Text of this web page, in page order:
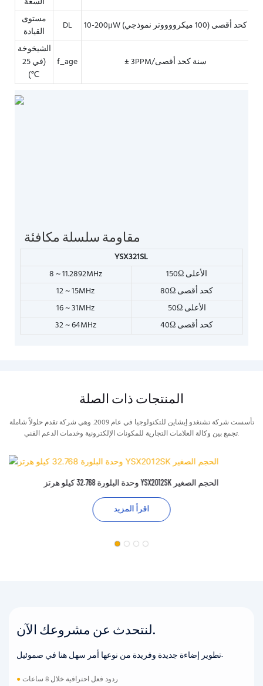
مستوى
القيادة
DL
10-200μW كحد أقصى (100 ميكرووووتر نموذجي)
الشيخوخة
(في 25
℃)
f_age ± 3PPM/سنة كحد أقصى
مقاومة سلسلة مكافئة
YSX321SL
8 ~ 11.2892MHz
150Ω الأعلى
12 ~ 15MHz
80Ω كحد أقصى
16 ~ 31MHz
50Ω الأعلى
32 ~ 64MHz
40Ω كحد أقصى
المنتجات ذات الصلة
تأسست شركة تشنغدو إيشاين للتكنولوجيا في عام 2009. وهي شركة تقدم حلولاً شاملة
تجمع بين وكالة العلامات التجارية للمكونات الإلكترونية وخدمات الدعم الفني.
وحدة البلورة 32.768 كيلو هرتز YSX2012SK الحجم الصغير
اقرأ المزيد
لنتحدث عن مشروعك الآن.
تطوير إضاءة جديدة وفريدة من نوعها أمر سهل هنا في صموئيل.
●
ردود فعل احترافية خلال 8 ساعات